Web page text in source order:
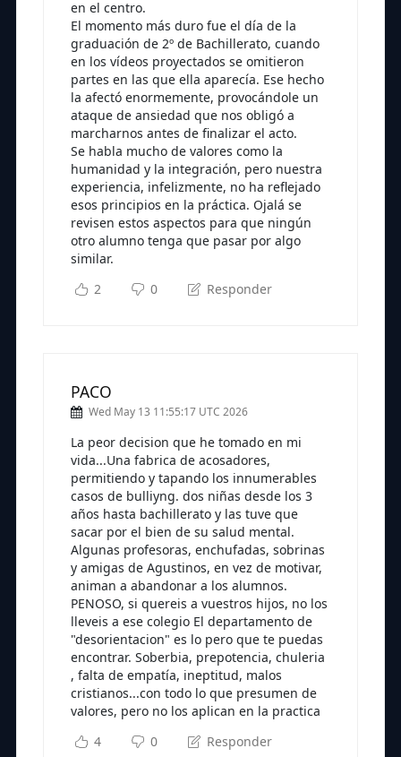
en el centro.
El momento más duro fue el día de la
graduación de 2º de Bachillerato, cuando
en los vídeos proyectados se omitieron
partes en las que ella aparecía. Ese hecho
la afectó enormemente, provocándole un
ataque de ansiedad que nos obligó a
marcharnos antes de finalizar el acto.
Se habla mucho de valores como la
humanidad y la integración, pero nuestra
experiencia, infelizmente, no ha reflejado
esos principios en la práctica. Ojalá se
revisen estos aspectos para que ningún
otro alumno tenga que pasar por algo
similar.
2
0 Responder
PACO
Wed May 13 11:55:17 UTC 2026
La peor decision que he tomado en mi
vida...Una fabrica de acosadores,
permitiendo y tapando los innumerables
casos de bulliyng. dos niñas desde los 3
años hasta bachillerato y las tuve que
sacar por el bien de su salud mental.
Algunas profesoras, enchufadas, sobrinas
y amigas de Agustinos, en vez de motivar,
animan a abandonar a los alumnos.
PENOSO, si quereis a vuestros hijos, no los
lleveis a ese colegio El departamento de
"desorientacion" es lo pero que te puedas
encontrar. Soberbia, prepotencia, chuleria
, falta de empatía, ineptitud, malos
cristianos...con todo lo que presumen de
valores, pero no los aplican en la practica
4
0 Responder